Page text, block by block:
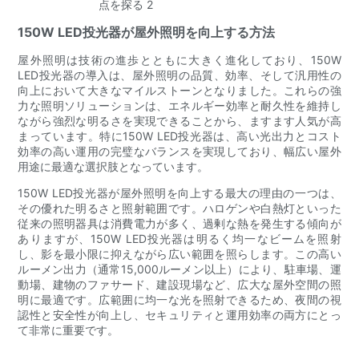
150W LED投光器が屋外照明を向上する方法
屋外照明は技術の進歩とともに大きく進化しており、150W
LED投光器の導入は、屋外照明の品質、効率、そして汎用性の
向上において大きなマイルストーンとなりました。これらの強
力な照明ソリューションは、エネルギー効率と耐久性を維持し
ながら強烈な明るさを実現できることから、ますます人気が高
まっています。特に150W LED投光器は、高い光出力とコスト
効率の高い運用の完璧なバランスを実現しており、幅広い屋外
用途に最適な選択肢となっています。
150W LED投光器が屋外照明を向上する最大の理由の一つは、
その優れた明るさと照射範囲です。ハロゲンや白熱灯といった
従来の照明器具は消費電力が多く、過剰な熱を発生する傾向が
ありますが、150W LED投光器は明るく均一なビームを照射
し、影を最小限に抑えながら広い範囲を照らします。この高い
ルーメン出力（通常15,000ルーメン以上）により、駐車場、運
動場、建物のファサード、建設現場など、広大な屋外空間の照
明に最適です。広範囲に均一な光を照射できるため、夜間の視
認性と安全性が向上し、セキュリティと運用効率の両方にとっ
て非常に重要です。